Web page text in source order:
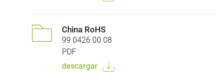
China RoHS
99 0426 00 08
PDF
descargar